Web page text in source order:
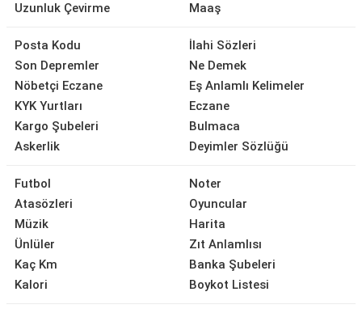
Uzunluk Çevirme
Maaş
Posta Kodu
Son Depremler
Nöbetçi Eczane
KYK Yurtları
Kargo Şubeleri
Askerlik
İlahi Sözleri
Ne Demek
Eş Anlamlı Kelimeler
Eczane
Bulmaca
Deyimler Sözlüğü
Futbol
Atasözleri
Müzik
Ünlüler
Kaç Km
Kalori
Noter
Oyuncular
Harita
Zıt Anlamlısı
Banka Şubeleri
Boykot Listesi